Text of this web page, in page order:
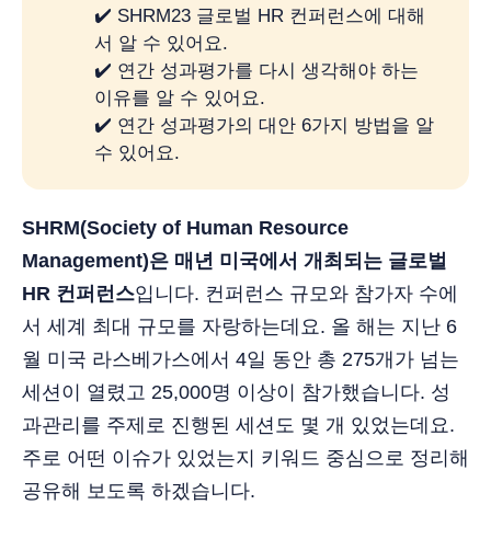
✔️ SHRM23 글로벌 HR 컨퍼런스에 대해
서 알 수 있어요.
✔️ 연간 성과평가를 다시 생각해야 하는
이유를 알 수 있어요.
✔️ 연간 성과평가의 대안 6가지 방법을 알
수 있어요.
SHRM(Society of Human Resource
Management)은 매년 미국에서 개최되는 글로벌
HR 컨퍼런스입니다. 컨퍼런스 규모와 참가자 수에
서 세계 최대 규모를 자랑하는데요. 올 해는 지난 6
월 미국 라스베가스에서 4일 동안 총 275개가 넘는
세션이 열렸고 25,000명 이상이 참가했습니다. 성
과관리를 주제로 진행된 세션도 몇 개 있었는데요.
주로 어떤 이슈가 있었는지 키워드 중심으로 정리해
공유해 보도록 하겠습니다.